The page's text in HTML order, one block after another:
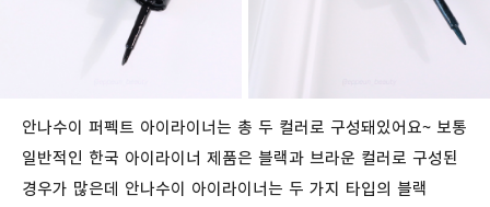
안나수이 퍼펙트 아이라이너는 총 두 컬러로 구성돼있어요~ 보통
일반적인 한국 아이라이너 제품은 블랙과 브라운 컬러로 구성된
경우가 많은데 안나수이 아이라이너는 두 가지 타입의 블랙